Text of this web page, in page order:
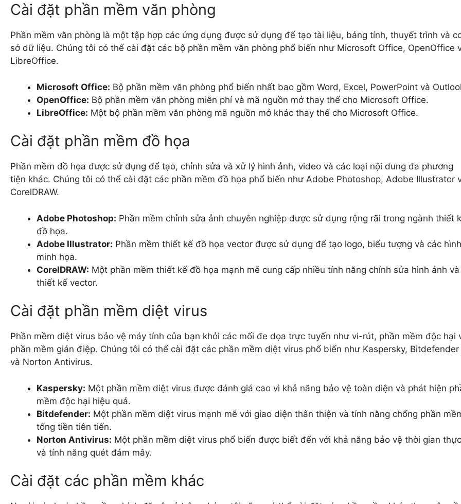
Cài đặt phần mềm văn phòng
Phần mềm văn phòng là một tập hợp các ứng dụng được sử dụng để tạo tài liệu, bảng tính, thuyết trình và
sở dữ liệu. Chúng tôi có thể cài đặt các bộ phần mềm văn phòng phổ biến như Microsoft Office, OpenOffice
LibreOffice.
Microsoft Office: Bộ phần mềm văn phòng phổ biến nhất bao gồm Word, Excel, PowerPoint và
OpenOffice: Bộ phần mềm văn phòng miễn phí và mã nguồn mở thay thế cho Microsoft Office.
LibreOffice: Một bộ phần mềm văn phòng mã nguồn mở khác thay thế cho Microsoft Office.
Cài đặt phần mềm đồ họa
Phần mềm đồ họa được sử dụng để tạo, chỉnh sửa và xử lý hình ảnh, video và các loại nội dung đa phương
tiện khác. Chúng tôi có thể cài đặt các phần mềm đồ họa phổ biến như Adobe Photoshop, Adobe Illustrator
CorelDRAW.
Adobe Photoshop: Phần mềm chỉnh sửa ảnh chuyên nghiệp được sử dụng rộng rãi trong ngành thiết
đồ họa.
Adobe Illustrator: Phần mềm thiết kế đồ họa vector được sử dụng để tạo logo, biểu tượng và các hình
minh họa.
CorelDRAW: Một phần mềm thiết kế đồ họa mạnh mẽ cung cấp nhiều tính năng chỉnh sửa hình ảnh và
thiết kế vector.
Cài đặt phần mềm diệt virus
Phần mềm diệt virus bảo vệ máy tính của bạn khỏi các mối đe dọa trực tuyến như vi-rút, phần mềm độc hại
phần mềm gián điệp. Chúng tôi có thể cài đặt các phần mềm diệt virus phổ biến như Kaspersky, Bitdefender
và Norton Antivirus.
Kaspersky: Một phần mềm diệt virus được đánh giá cao vì khả năng bảo vệ toàn diện và phát hiện
mềm độc hại hiệu quả.
Bitdefender: Một phần mềm diệt virus mạnh mẽ với giao diện thân thiện và tính năng chống phần
tống tiền tiên tiến.
Norton Antivirus: Một phần mềm diệt virus phổ biến được biết đến với khả năng bảo vệ thời gian thực
và tính năng quét đám mây.
Cài đặt các phần mềm khác